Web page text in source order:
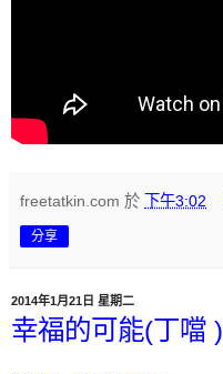
freetatkin.com 於 下午3:02
分享
2014年1月21日 星期二
幸福的可能(丁噹 )